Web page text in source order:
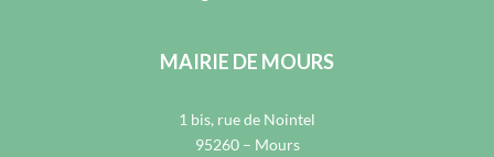
MAIRIE DE MOURS
1 bis, rue de Nointel
95260 – Mours